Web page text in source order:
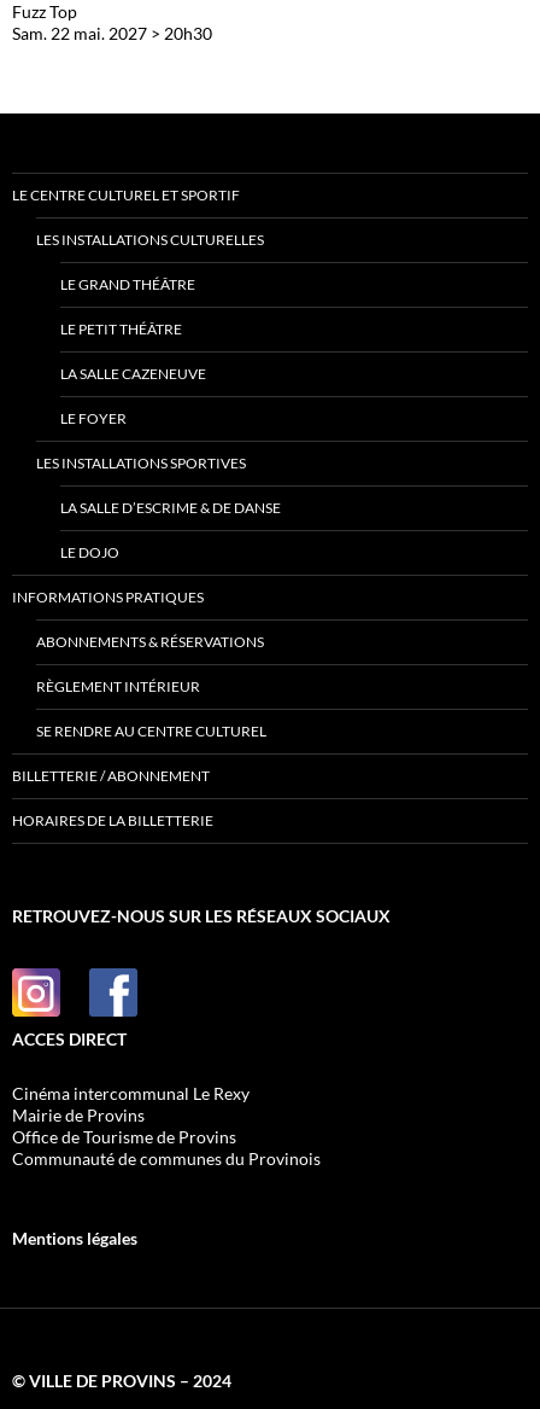
Fuzz Top
Sam. 22 mai. 2027 > 20h30
LE CENTRE CULTUREL ET SPORTIF
LES INSTALLATIONS CULTURELLES
LE GRAND THÉÂTRE
LE PETIT THÉÂTRE
LA SALLE CAZENEUVE
LE FOYER
LES INSTALLATIONS SPORTIVES
LA SALLE D’ESCRIME & DE DANSE
LE DOJO
INFORMATIONS PRATIQUES
ABONNEMENTS & RÉSERVATIONS
RÈGLEMENT INTÉRIEUR
SE RENDRE AU CENTRE CULTUREL
BILLETTERIE / ABONNEMENT
HORAIRES DE LA BILLETTERIE
RETROUVEZ-NOUS SUR LES RÉSEAUX SOCIAUX
ACCES DIRECT
Cinéma intercommunal Le Rexy
Mairie de Provins
Office de Tourisme de Provins
Communauté de communes du Provinois
Mentions légales
© VILLE DE PROVINS – 2024